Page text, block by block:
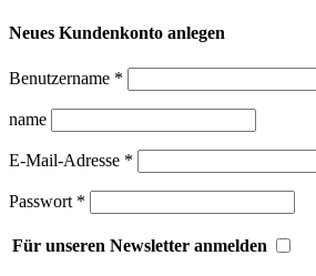
Neues Kundenkonto anlegen
Benutzername *
name
E-Mail-Adresse *
Passwort *
Für unseren Newsletter anmelden